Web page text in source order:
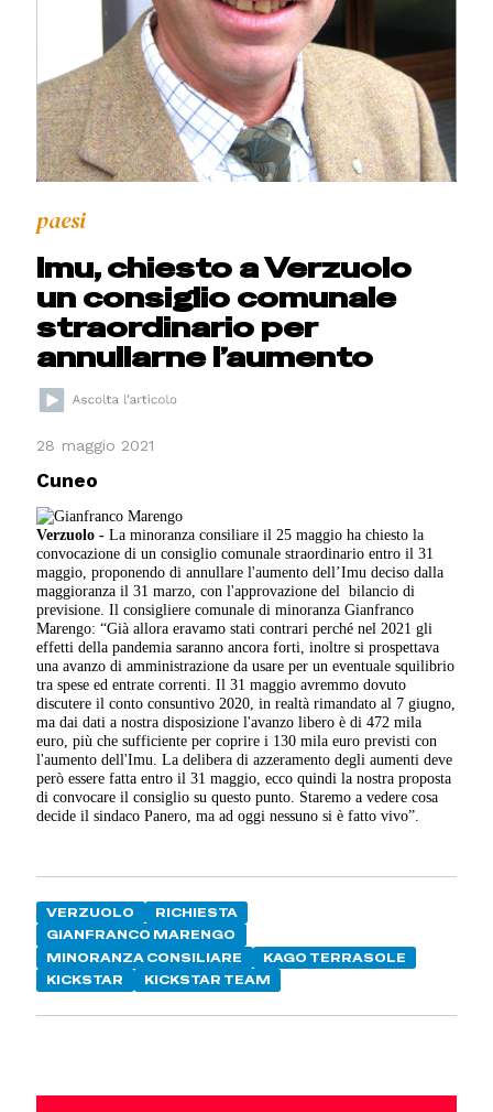
paesi
Imu, chiesto a Verzuolo
un consiglio comunale
straordinario per
annullarne l’aumento
28 maggio 2021
Cuneo
Verzuolo -La minoranza consiliare il 25 maggio ha chiesto la
convocazione di un consiglio comunale straordinario entro il 31
maggio, proponendo di annullare l'aumento dell’Imu deciso dalla
maggioranza il 31 marzo, con l'approvazione del bilancio di
previsione. Il consigliere comunale di minoranza Gianfranco
Marengo: “Già allora eravamo stati contrari perché nel 2021 gli
effetti della pandemia saranno ancora forti, inoltre si prospettava
una avanzo di amministrazione da usare per un eventuale squilibrio
tra spese ed entrate correnti. Il 31 maggio avremmo dovuto
discutere il conto consuntivo 2020, in realtà rimandato al 7 giugno,
ma dai dati a nostra disposizione l'avanzo libero è di 472 mila
euro, più che sufficiente per coprire i 130 mila euro previsti con
l'aumento dell'Imu. La delibera di azzeramento degli aumenti deve
però essere fatta entro il 31 maggio, ecco quindi la nostra proposta
di convocare il consiglio su questo punto. Staremo a vedere cosa
decide il sindaco Panero, ma ad oggi nessuno si è fatto vivo”.
VERZUOLO
RICHIESTA
GIANFRANCO MARENGO
MINORANZA CONSILIARE
KAGO TERRASOLE
KICKSTAR
KICKSTAR TEAM